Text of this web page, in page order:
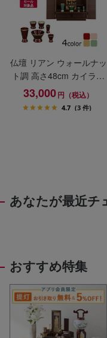
仏壇 リアン ウォールナッ
ト調 高さ48cm カイラ具
足セット
33,000円（税込）
4.7 (3 件)
あなたが最近チ
おすすめ特集